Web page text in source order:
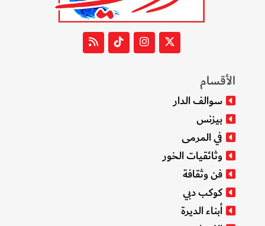
الأقسام
سوالف الدار
بيزنس
في المرمى
وثائقيات الخور
فن وثقافة
كوكب دبي
أبناء الديرة